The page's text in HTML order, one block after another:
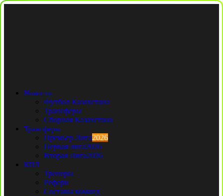
Новости
Футбол Казахстана
Трансферы
Сборная Казахстана
Трансферы
Премьер Лига2026
Первая лига2026
Вторая Лига2026
КПЛ
Тренеры
Рефери
Составы команд